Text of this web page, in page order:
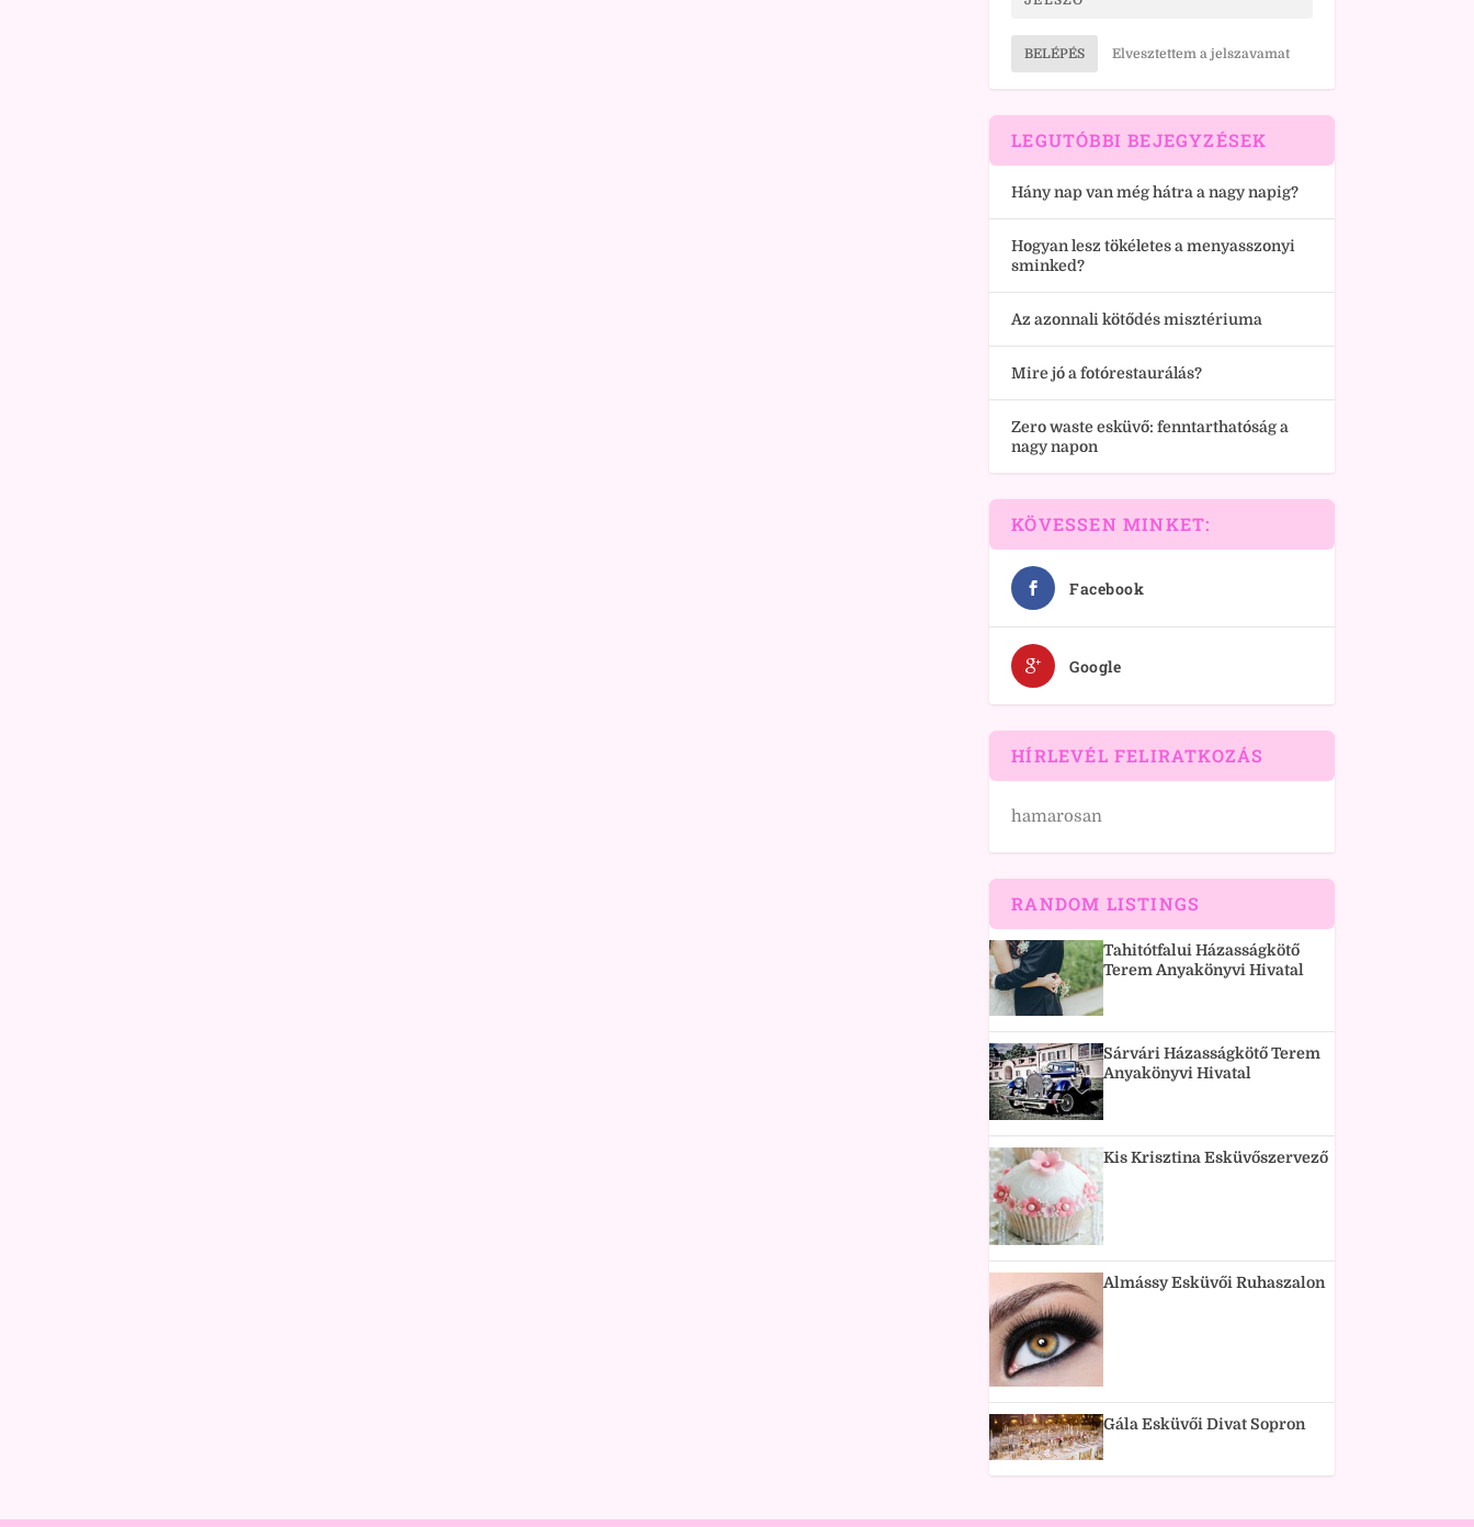
BELÉPÉS Elvesztettem a jelszavamat
LEGUTÓBBI BEJEGYZÉSEK
Hány nap van még hátra a nagy napig?
Hogyan lesz tökéletes a menyasszonyi
sminked?
Az azonnali kötődés misztériuma
Mire jó a fotórestaurálás?
Zero waste esküvő: fenntarthatóság a
nagy napon
KÖVESSEN MINKET:
Facebook
Google
HÍRLEVÉL FELIRATKOZÁS
hamarosan
RANDOM LISTINGS
Tahitótfalui Házasságkötő
Terem Anyakönyvi Hivatal
Sárvári Házasságkötő Terem
Anyakönyvi Hivatal
Kis Krisztina Esküvőszervező
Almássy Esküvői Ruhaszalon
Gála Esküvői Divat Sopron